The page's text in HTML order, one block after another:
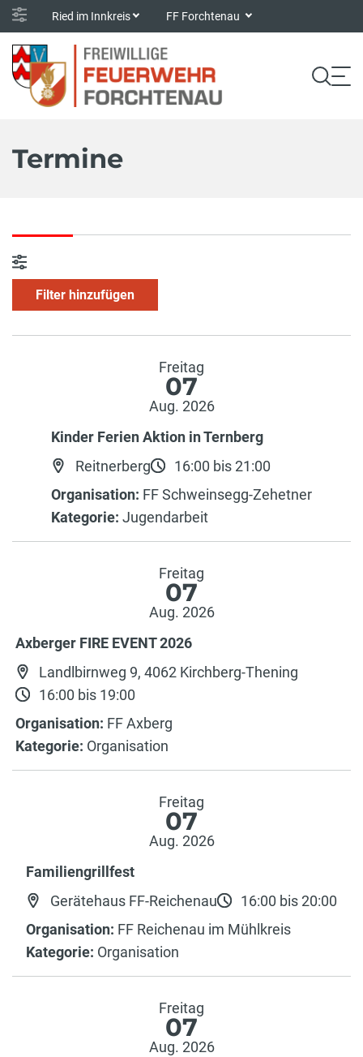
Ried im Innkreis FF Forchtenau
Termine
Filter hinzufügen
Freitag
07
Aug. 2026
Kinder Ferien Aktion in Ternberg
Reitnerberg
16:00 bis 21:00
Organisation: FF Schweinsegg-Zehetner
Kategorie: Jugendarbeit
Freitag
07
Aug. 2026
Axberger FIRE EVENT 2026
Landlbirnweg 9, 4062 Kirchberg-Thening
16:00 bis 19:00
Organisation: FF Axberg
Kategorie: Organisation
Freitag
07
Aug. 2026
Familiengrillfest
Gerätehaus FF-Reichenau
16:00 bis 20:00
Organisation: FF Reichenau im Mühlkreis
Kategorie: Organisation
Freitag
07
Aug. 2026